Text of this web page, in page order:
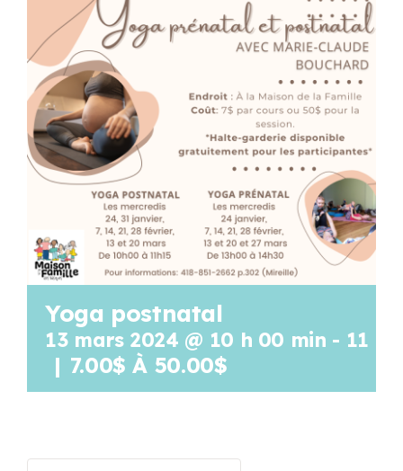
Programmation
Mon Compte
Panier
OFFRES D’EMPLOI
Yoga postnatal
13 mars 2024 @ 10 h 00 min - 11 h
| 7.00$ À 50.00$